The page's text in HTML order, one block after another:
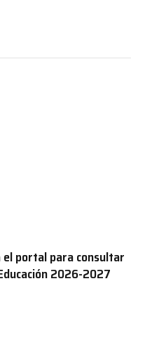
portal para consultar
2026-2027